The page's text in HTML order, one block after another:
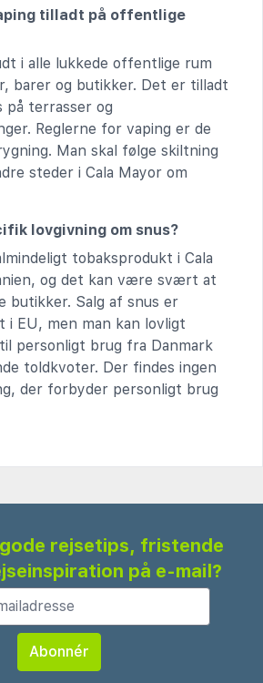
tilladt på offentlige
i alle lukkede offentlige rum
barer og butikker. Det er tilladt
på terrasser og
Reglerne for vaping er de
Man skal følge skiltning
steder i Cala Mayor om
lovgivning om snus?
tobaksprodukt i Cala
og det kan være svært at
butikker. Salg af snus er
EU, men man kan lovligt
personligt brug fra Danmark
toldkvoter. Der findes ingen
der forbyder personligt brug
rejsetips, fristende
på e-mail?